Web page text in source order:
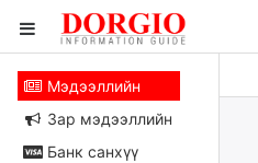
Мэдээллийн
Зар мэдээллийн
Банк санхүү